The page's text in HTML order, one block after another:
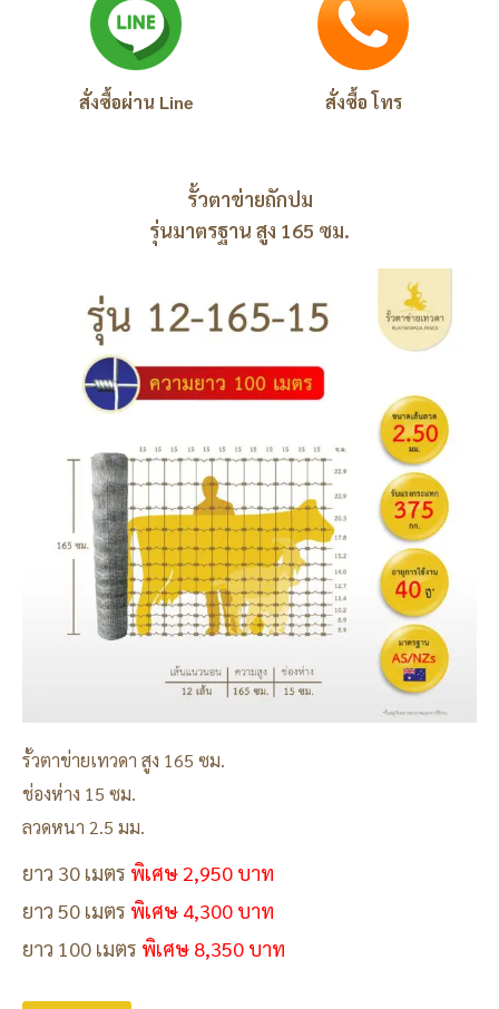
สั่งซื้อผ่าน Line สั่งซื้อ โทร
รั้วตาข่ายถักปม
รุ่นมาตรฐาน สูง 165 ซม.
รั้วตาข่ายเทวดา สูง 165 ซม.
ช่องห่าง 15 ซม.
ลวดหนา 2.5 มม.
ยาว 30 เมตร พิเศษ 2,950 บาท
ยาว 50 เมตร พิเศษ 4,300 บาท
ยาว 100 เมตร พิเศษ 8,350 บาท